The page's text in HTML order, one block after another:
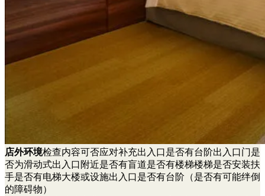
店外环境检查内容可否应对补充出入口是否有台阶出入口门是
否为滑动式出入口附近是否有盲道是否有楼梯楼梯是否安装扶
手是否有电梯大楼或设施出入口是否有台阶（是否有可能绊倒
的障碍物）